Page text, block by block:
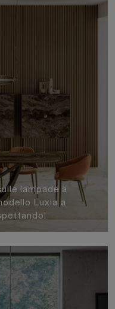
lampade a
Luxia a